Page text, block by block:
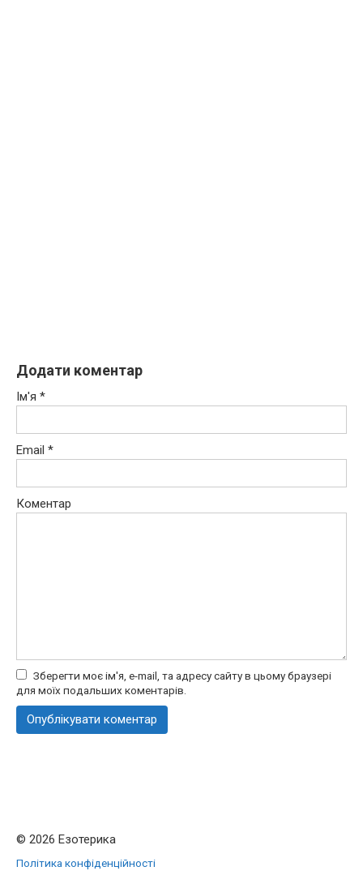
Додати коментар
Ім'я *
Email *
Коментар
Зберегти моє ім'я, e-mail, та адресу сайту в цьому браузері
для моїх подальших коментарів.
© 2026 Езотерика
Політика конфіденційності